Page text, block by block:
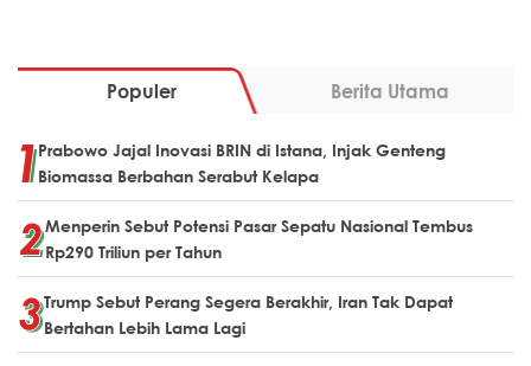
Populer Berita Utama
Prabowo Jajal Inovasi BRIN di Istana, Injak Genteng
Biomassa Berbahan Serabut Kelapa
Menperin Sebut Potensi Pasar Sepatu Nasional Tembus
Rp290 Triliun per Tahun
Trump Sebut Perang Segera Berakhir, Iran Tak Dapat
Bertahan Lebih Lama Lagi